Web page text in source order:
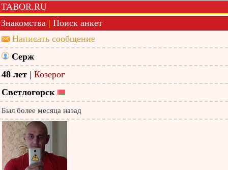
TABOR.RU
Знакомства | Поиск анкет
Написать сообщение
Серж
48 лет | Козерог
Светлогорск
Был более месяца назад